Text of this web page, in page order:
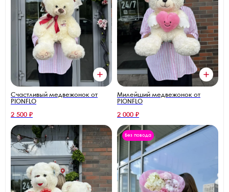
Счастливый медвежонок от
PIONFLO
2 500 ₽
Милейший медвежонок от
PIONFLO
2 000 ₽
Без повода